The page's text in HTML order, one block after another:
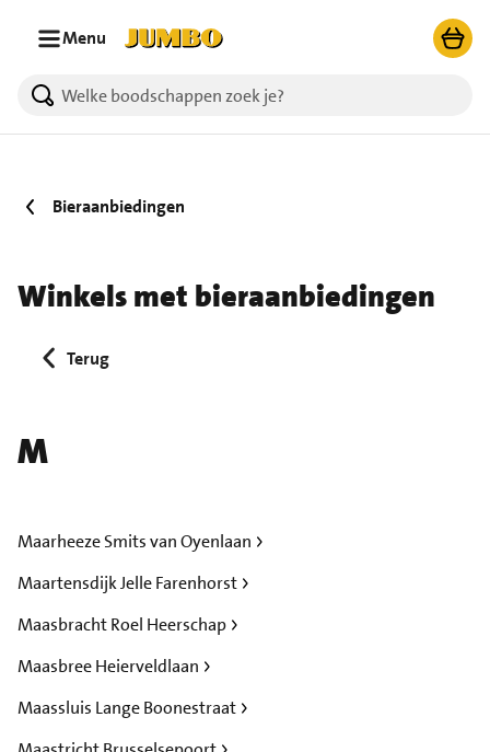
Menu
Bieraanbiedingen
Winkels met bieraanbiedingen
Terug
M
Maarheeze Smits van Oyenlaan
Maartensdijk Jelle Farenhorst
Maasbracht Roel Heerschap
Maasbree Heierveldlaan
Maassluis Lange Boonestraat